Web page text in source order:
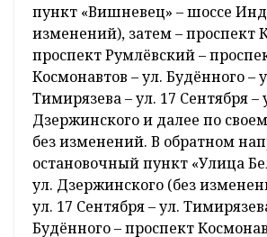
пункт «Вишневец» – шоссе
изменений), затем – проспект
проспект Румлёвский –
Космонавтов – ул. Будённого –
Тимирязева – ул. 17 Сентября –
Дзержинского и далее по
без изменений. В обратном
остановочный пункт «Улица
ул. Дзержинского (без
ул. 17 Сентября – ул.
Будённого – проспект